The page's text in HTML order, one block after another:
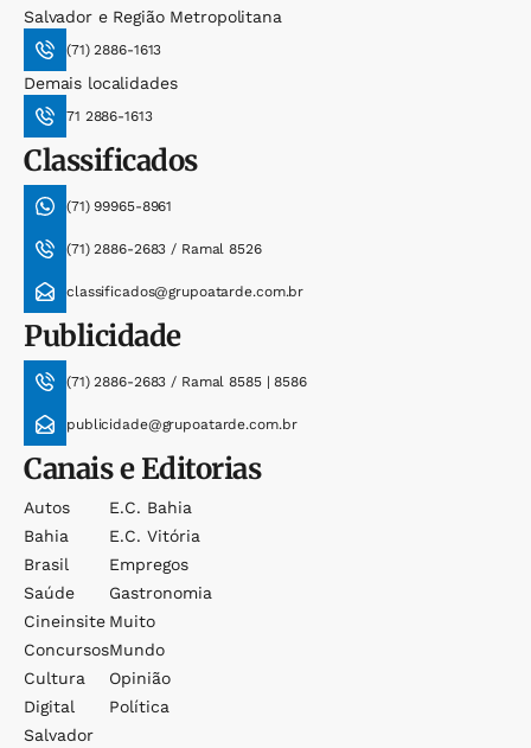
Salvador e Região Metropolitana
(71) 2886-1613
Demais localidades
71 2886-1613
Classificados
(71) 99965-8961
(71) 2886-2683 / Ramal 8526
classificados@grupoatarde.com.br
Publicidade
(71) 2886-2683 / Ramal 8585 | 8586
publicidade@grupoatarde.com.br
Canais e Editorias
Autos
Bahia
Brasil
Saúde
Cineinsite
Concursos
Cultura
Digital
Salvador
E.c. Bahia
E.c. Vitória
Empregos
Gastronomia
Muito
Mundo
Opinião
Política